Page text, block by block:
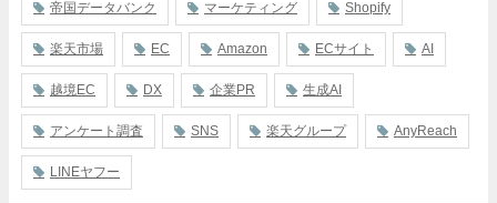
帝国データバンク マーケティング Shopify
楽天市場 EC Amazon ECサイト AI
越境EC DX 企業PR 生成AI
アンケート調査 SNS 楽天グループ AnyReach
LINEヤフー